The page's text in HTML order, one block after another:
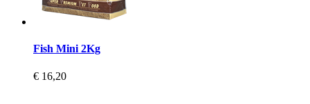
Fish Mini 2Kg
€ 16,20